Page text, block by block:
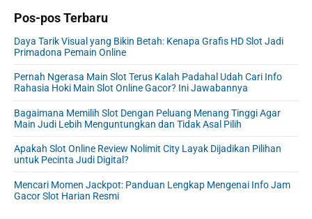
Pos-pos Terbaru
Daya Tarik Visual yang Bikin Betah: Kenapa Grafis HD Slot Jadi
Primadona Pemain Online
Pernah Ngerasa Main Slot Terus Kalah Padahal Udah Cari Info
Rahasia Hoki Main Slot Online Gacor? Ini Jawabannya
Bagaimana Memilih Slot Dengan Peluang Menang Tinggi Agar
Main Judi Lebih Menguntungkan dan Tidak Asal Pilih
Apakah Slot Online Review Nolimit City Layak Dijadikan Pilihan
untuk Pecinta Judi Digital?
Mencari Momen Jackpot: Panduan Lengkap Mengenai Info Jam
Gacor Slot Harian Resmi